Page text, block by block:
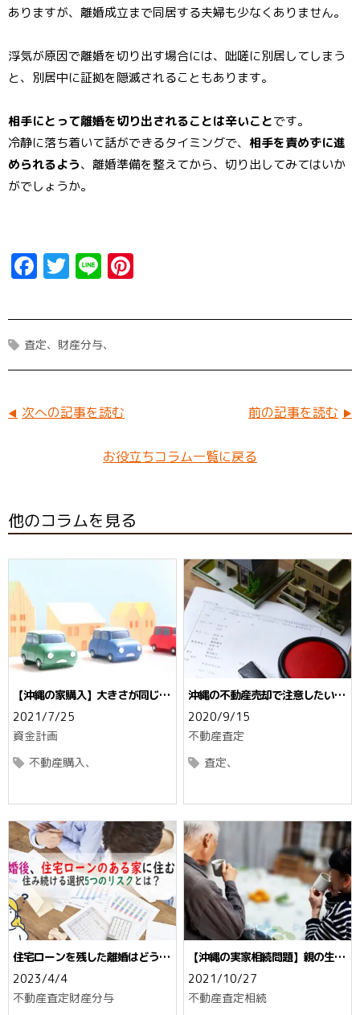
ありますが、離婚成立まで同居する夫婦も少なくありません。
浮気が原因で離婚を切り出す場合には、咄嗟に別居してしまう
と、別居中に証拠を隠滅されることもあります。
相手にとって離婚を切り出されることは辛いことです。
冷静に落ち着いて話ができるタイミングで、 相手を責めずに進
められるよう、離婚準備を整えてから、切り出してみてはいか
がでしょうか。
F
ce
b
o
k
T
it
t
er
Li
e t
e
査定 財産分与
次への記事を読む 前の記事を読む
お役立ちコラム一覧に戻る
他のコラムを見る
【沖縄の家購入】大きさが同じな
のに坪単価が違うのはなぜ？
2021/7/25
資金計画
不動産購入
沖縄の不動産売却で注意したい契
約不適合責任☆民法改正のポイン
ト
2020/9/15
不動産査定
査定
住宅ローンを残した離婚はどうな
る？住み続ける選択5つのリスク
とは？
2023/4/4
不動産査定財産分与
【沖縄の実家相続問題】親の生前
から心掛けたい対策とは
2021/10/27
不動産査定相続